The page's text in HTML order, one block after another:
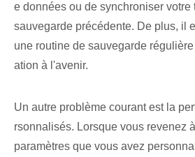
e données ou de synchroniser
sauvegarde précédente. De plus, il
une routine de sauvegarde
ation à l'avenir.
Un autre problème courant est la
rsonnalisés. Lorsque vous revenez
paramètres que vous avez